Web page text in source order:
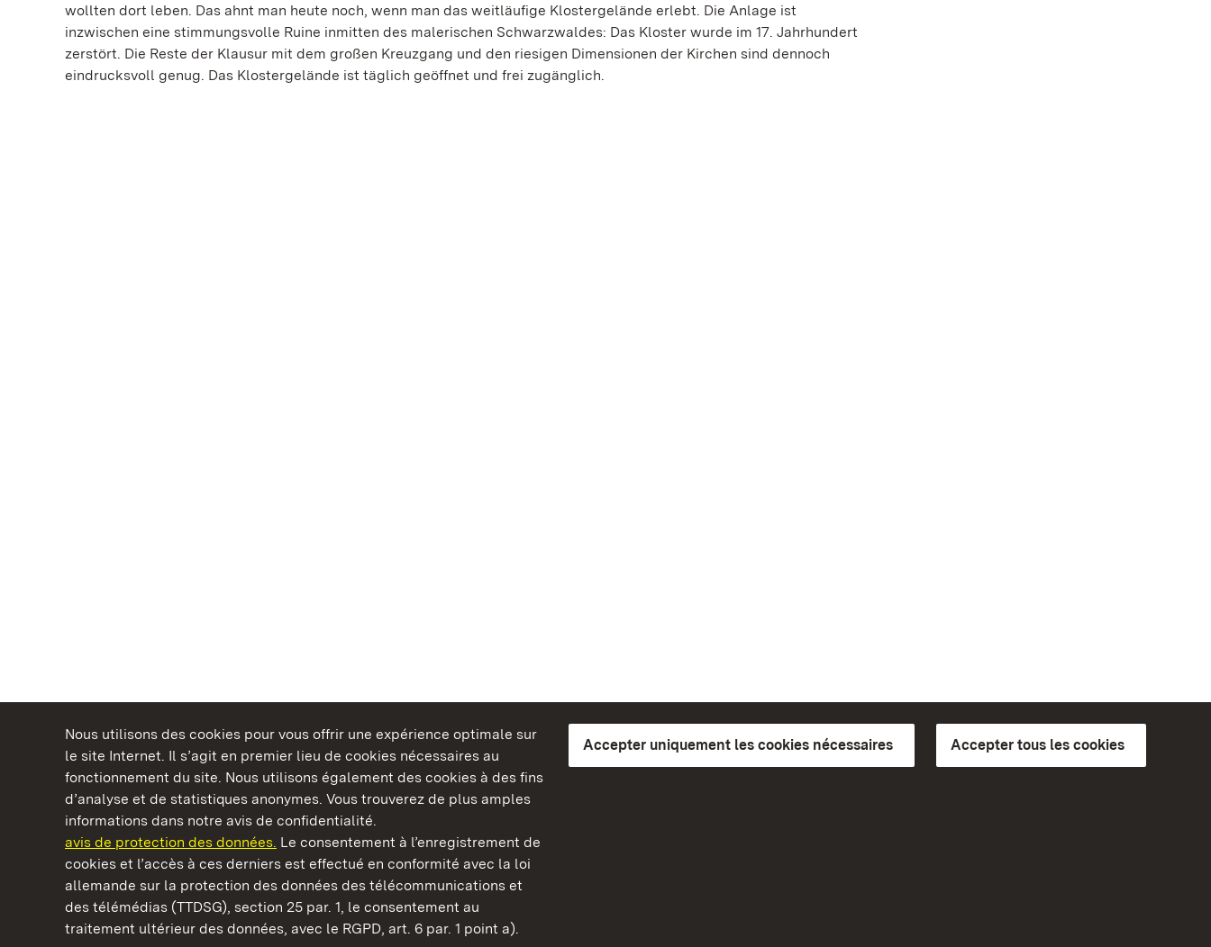
Nous utilisons des cookies pour vous offrir une expérience optimale sur
le site Internet. Il s’agit en premier lieu de cookies nécessaires au
fonctionnement du site. Nous utilisons également des cookies à des fins
d’analyse et de statistiques anonymes. Vous trouverez de plus amples
informations dans notre avis de confidentialité.
avis de protection des données. Le consentement à l’enregistrement de
cookies et l’accès à ces derniers est effectué en conformité avec la loi
allemande sur la protection des données des télécommunications et
des télémédias (TTDSG), section 25 par. 1, le consentement au
traitement ultérieur des données, avec le RGPD, art. 6 par. 1 point a).
Accepter uniquement les cookies nécessaires Accepter tous les cookies
wollten dort leben. Das ahnt man heute noch, wenn man das weitläufige Klostergelände erlebt. Die Anlage ist
inzwischen eine stimmungsvolle Ruine inmitten des malerischen Schwarzwaldes: Das Kloster wurde im 17. Jahrhundert
zerstört. Die Reste der Klausur mit dem großen Kreuzgang und den riesigen Dimensionen der Kirchen sind dennoch
eindrucksvoll genug. Das Klostergelände ist täglich geöffnet und frei zugänglich.
Châteaux et jardins publics du Bade-Wurtemberg
Monastère de Hirsau